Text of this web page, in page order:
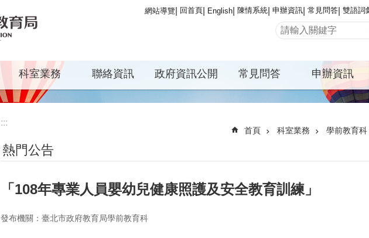
網站導覽 回首頁 English 陳情系統 申辦資訊 常見問答 雙語詞
科室業務 聯絡資訊 政府資訊公開 常見問答 申辦資訊
:::
首頁 科室業務 學前教育科
熱門公告
「108年專業人員嬰幼兒健康照護及安全教育訓練」
發布機關：臺北市政府教育局學前教育科